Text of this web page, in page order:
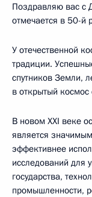
Поздравляю вас с
отмечается в 50-й
У отечественной
традиции.
спутников Земли,
в открытый
В новом XXI веке
является
эффективнее
исследований для
государства,
промышленности,